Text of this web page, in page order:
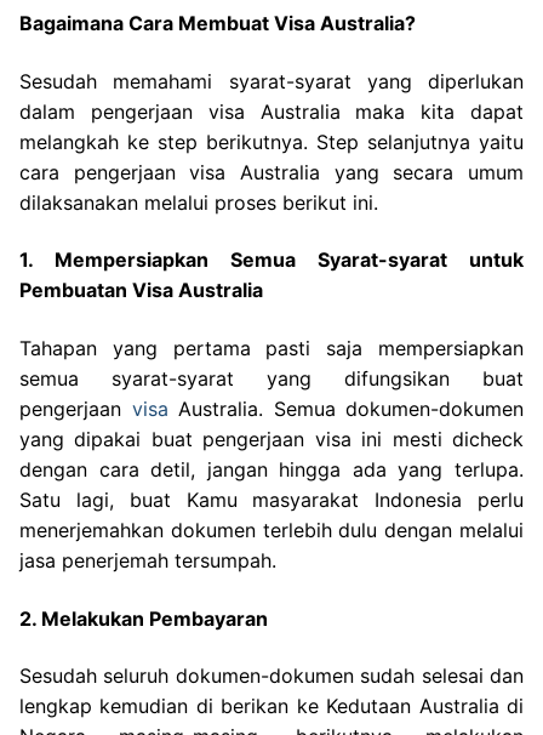
Bagaimana Cara Membuat Visa Australia?
Sesudah memahami syarat-syarat yang diperlukan
dalam pengerjaan visa Australia maka kita dapat
melangkah ke step berikutnya. Step selanjutnya yaitu
cara pengerjaan visa Australia yang secara umum
dilaksanakan melalui proses berikut ini.
1. Mempersiapkan Semua Syarat-syarat untuk
Pembuatan Visa Australia
Tahapan yang pertama pasti saja mempersiapkan
semua syarat-syarat yang difungsikan buat
pengerjaan visa Australia. Semua dokumen-dokumen
yang dipakai buat pengerjaan visa ini mesti dicheck
dengan cara detil, jangan hingga ada yang terlupa.
Satu lagi, buat Kamu masyarakat Indonesia perlu
menerjemahkan dokumen terlebih dulu dengan melalui
jasa penerjemah tersumpah.
2. Melakukan Pembayaran
Sesudah seluruh dokumen-dokumen sudah selesai dan
lengkap kemudian di berikan ke Kedutaan Australia di